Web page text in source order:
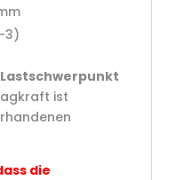
3)
ist
die